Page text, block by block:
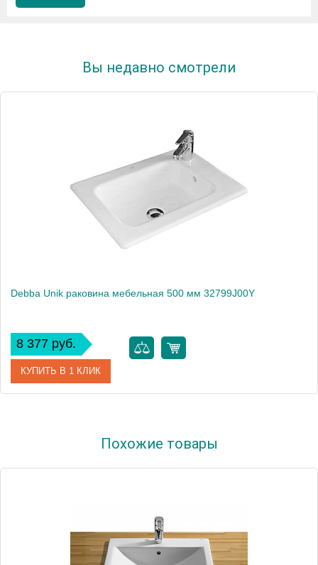
Вы недавно смотрели
Debba Unik раковина мебельная 500 мм 32799J00Y
8 377 руб.
КУПИТЬ В 1 КЛИК
Высота, см 11
Похожие товары